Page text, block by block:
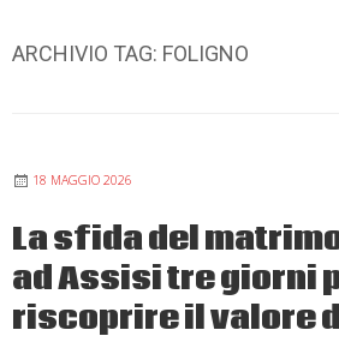
ARCHIVIO TAG: FOLIGNO
18 MAGGIO 2026
La sfida del
ad Assisi tre giorni
riscoprire il valore